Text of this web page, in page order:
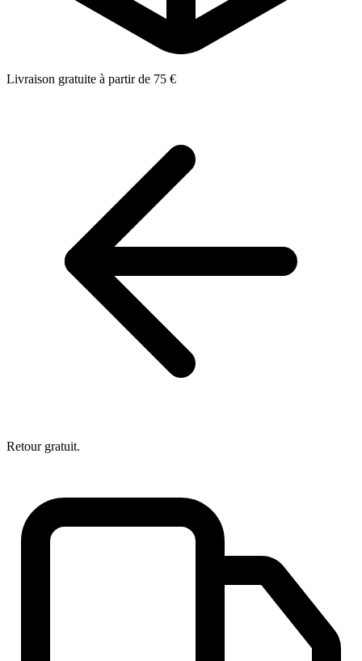
Livraison gratuite à partir de 75 €
Retour gratuit.